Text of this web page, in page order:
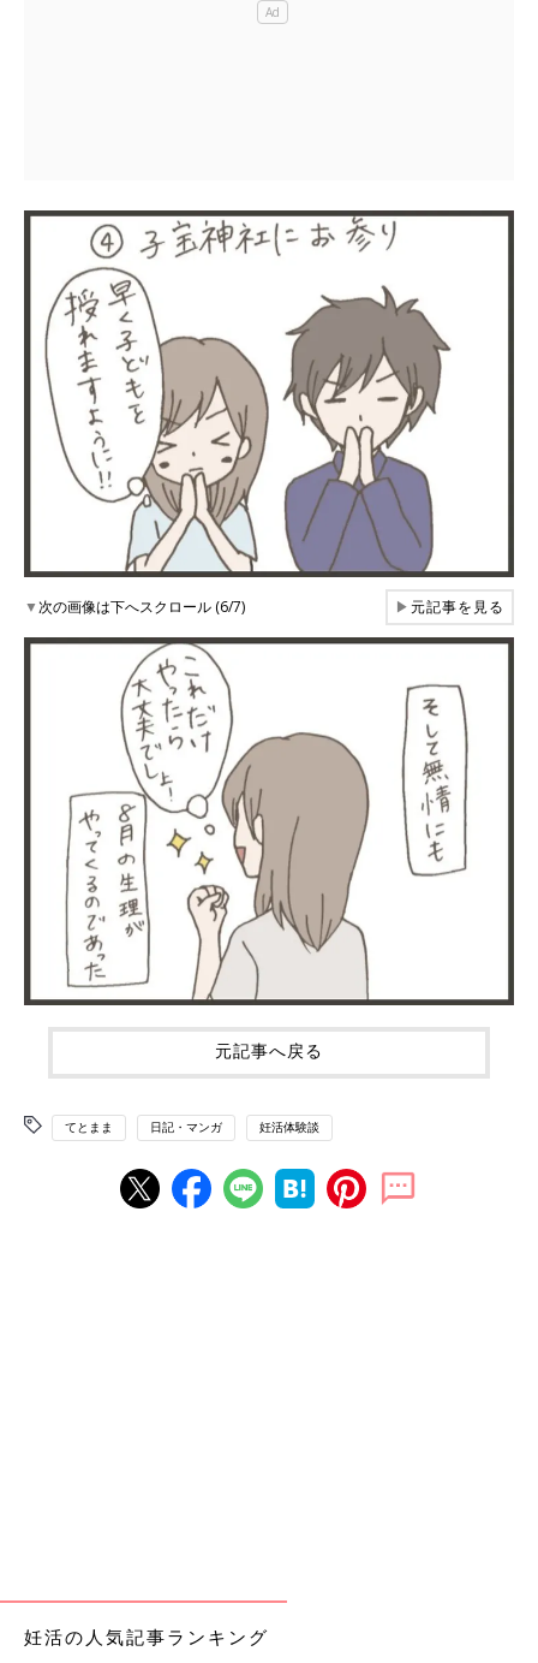
▼次の画像は下へスクロール (6/7) ▶元記事を見る
元記事へ戻る
てとまま 日記・マンガ 妊活体験談
妊活の人気記事ランキング